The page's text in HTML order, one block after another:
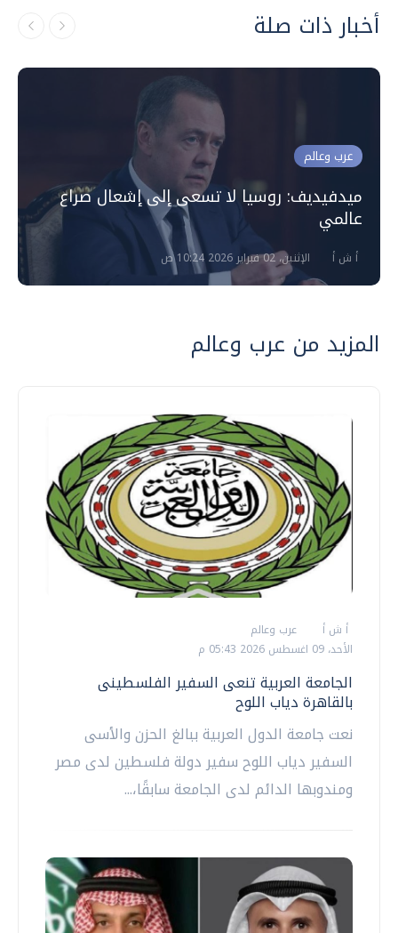
أخبار ذات صلة
عرب وعالم
ميدفيديف: روسيا لا تسعى إلى إشعال صراع
عالمي
أ ش أ الإثنين، 02 فبراير 2026 10:24 ص
المزيد من عرب وعالم
أ ش أ
عرب وعالم
الأحد، 09 اغسطس 2026 05:43 م
الجامعة العربية تنعى السفير الفلسطينى
بالقاهرة دياب اللوح
نعت جامعة الدول العربية ببالغ الحزن والأسى
السفير دياب اللوح سفير دولة فلسطين لدى مصر
ومندوبها الدائم لدى الجامعة سابقًا،...